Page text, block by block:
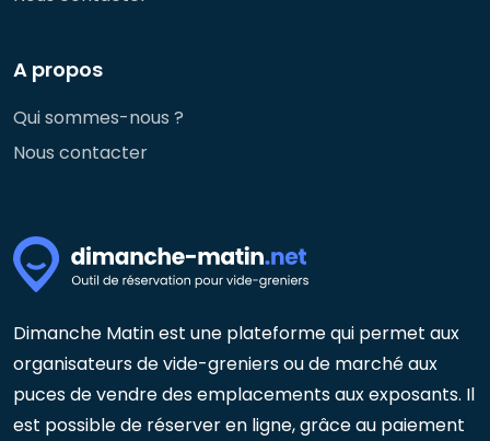
A propos
Qui sommes-nous ?
Nous contacter
Dimanche Matin est une plateforme qui permet aux
organisateurs de vide-greniers ou de marché aux
puces de vendre des emplacements aux exposants. Il
est possible de réserver en ligne, grâce au paiement